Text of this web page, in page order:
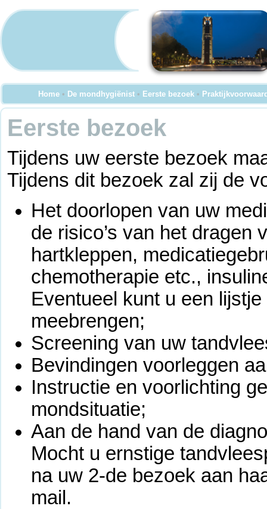
Home • De mondhygiënist • Eerste bezoek •
Eerste bezoek
Tijdens uw eerste bezoek
Tijdens dit bezoek zal zij de
Het doorlopen van uw
de risico’s van het dragen
hartkleppen,
chemotherapie etc.,
Eventueel kunt u een
meebrengen;
Screening van uw
Bevindingen voorleggen
Instructie en voorlichting
mondsituatie;
Aan de hand van de
Mocht u ernstige
na uw 2-de bezoek aan
mail.